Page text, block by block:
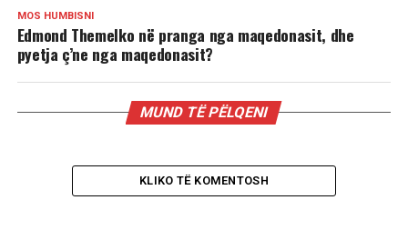
MOS HUMBISNI
Edmond Themelko në pranga nga maqedonasit, dhe
pyetja ç’ne nga maqedonasit?
MUND TË PËLQENI
KLIKO TË KOMENTOSH